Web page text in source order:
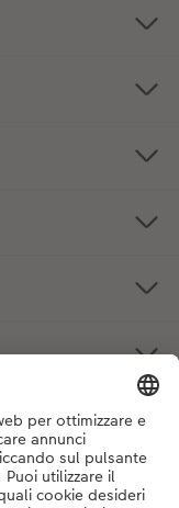
a contattarci dal
i giorni festivi) al
dalle 9:00 alle